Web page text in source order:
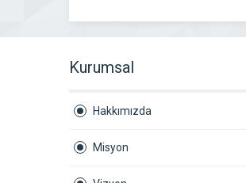
Kurumsal
Hakkımızda
Misyon